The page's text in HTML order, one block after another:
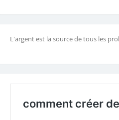
L'argent est la source de tous les